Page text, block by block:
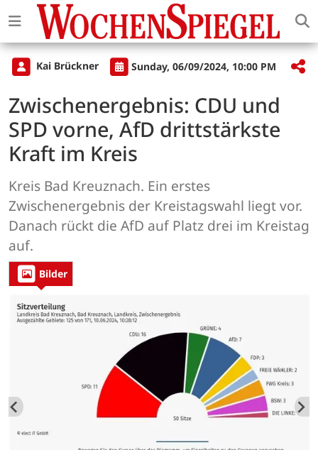
Kai Brückner Sunday, 06/09/2024, 10:00 PM
Zwischenergebnis: CDU und
SPD vorne, AfD drittstärkste
Kraft im Kreis
Kreis Bad Kreuznach. Ein erstes
Zwischenergebnis der Kreistagswahl liegt vor.
Danach rückt die AfD auf Platz drei im Kreistag
auf.
Bilder